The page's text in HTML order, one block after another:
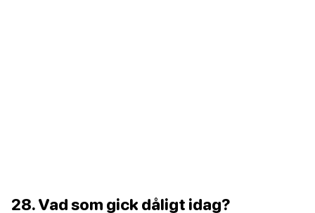
28. Vad som gick dåligt idag?